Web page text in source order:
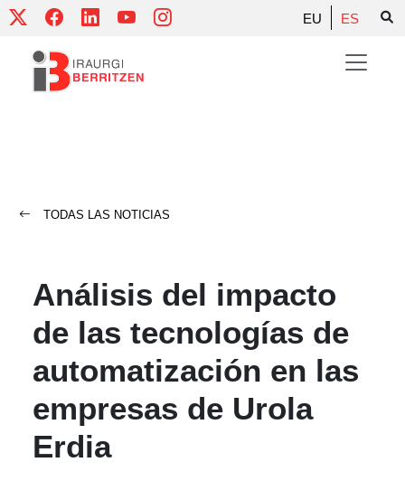
Skip
content
EU ES
TODAS LAS NOTICIAS
Análisis del impacto
de las tecnologías de
automatización en las
empresas de Urola
Erdia